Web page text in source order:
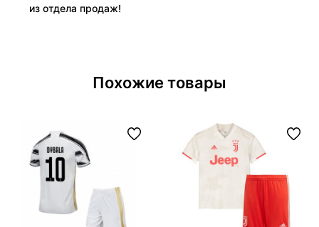
из отдела продаж!
Похожие товары